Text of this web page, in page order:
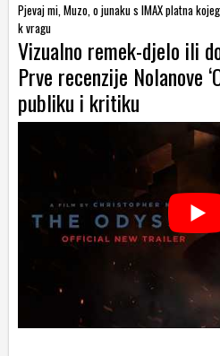
Pjevaj mi, Muzo, o junaku s IMAX platna
k vragu
Vizualno remek-djelo ili
Prve recenzije Nolanove
publiku i kritiku